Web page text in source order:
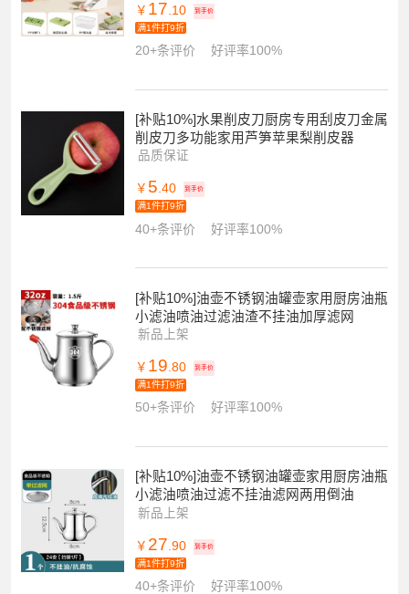
￥ 17 .10 到手价
满1件打9折
20+条评价 好评率100%
[补贴10%]水果削皮刀厨房专用刮皮刀金属
削皮刀多功能家用芦笋苹果梨削皮器
品质保证
￥ 5.40 到手价
满1件打9折
40+条评价 好评率100%
[补贴10%]油壶不锈钢油罐壶家用厨房油瓶
小滤油喷油过滤油渣不挂油加厚滤网
新品上架
￥ 19.80 到手价
满1件打9折
50+条评价 好评率100%
[补贴10%]油壶不锈钢油罐壶家用厨房油瓶
小滤油喷油过滤不挂油滤网两用倒油
新品上架
￥ 27 .90 到手价
满1件打9折
40+条评价 好评率100%